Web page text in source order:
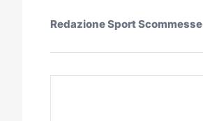
Redazione Sport Scommesse